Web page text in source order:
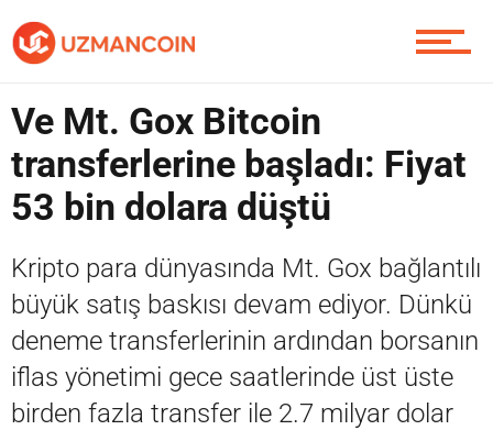
Contact / İletişim
Ve Mt. Gox Bitcoin
transferlerine başladı: Fiyat
53 bin dolara düştü
Kripto para dünyasında Mt. Gox bağlantılı
büyük satış baskısı devam ediyor. Dünkü
deneme transferlerinin ardından borsanın
iflas yönetimi gece saatlerinde üst üste
birden fazla transfer ile 2.7 milyar dolar